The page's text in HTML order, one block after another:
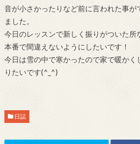
音が小さかったりなど前に言われた事が
ました。
今日のレッスンで新しく振りがついた所
本番で間違えないようにしたいです！
今日は雪の中で寒かったので家で暖かく
りたいです(^_^)
日誌